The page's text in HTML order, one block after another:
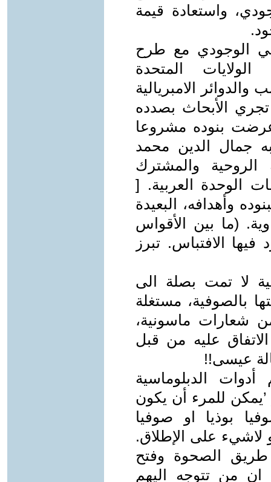
واستعادة قيمة
الوجودي مع طرح
الولايات المتحدة
الامبريالية
الأبحاث بصدده
عرضت بنوده مشروعا
جمال الدين محمد
الروحية والمشترك
الوحدة العربية. [
لبنوده وأهدافه، البعيدة
(ما بين الأقواس
الافتباس. تبرز
لا تمت بصلة الى
بالصوفية، مستغلة
شعارات ماسونية،
عليه من قبل
عيسى!!
الدبلوماسية
للمرء أن يكون
بوذيا او صوفيا
لاشيء على الإطلاق.
الصحوة وفتح
من تتوجه اليهم